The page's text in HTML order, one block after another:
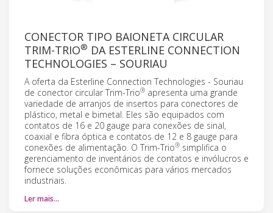
CONECTOR TIPO BAIONETA CIRCULAR
TRIM-TRIO® DA ESTERLINE CONNECTION
TECHNOLOGIES – SOURIAU
A oferta da Esterline Connection Technologies - Souriau
de conector circular Trim-Trio® apresenta uma grande
variedade de arranjos de insertos para conectores de
plástico, metal e bimetal. Eles são equipados com
contatos de 16 e 20 gauge para conexões de sinal,
coaxial e fibra óptica e contatos de 12 e 8 gauge para
conexões de alimentação. O Trim-Trio® simplifica o
gerenciamento de inventários de contatos e invólucros e
fornece soluções econômicas para vários mercados
industriais.
Ler mais…